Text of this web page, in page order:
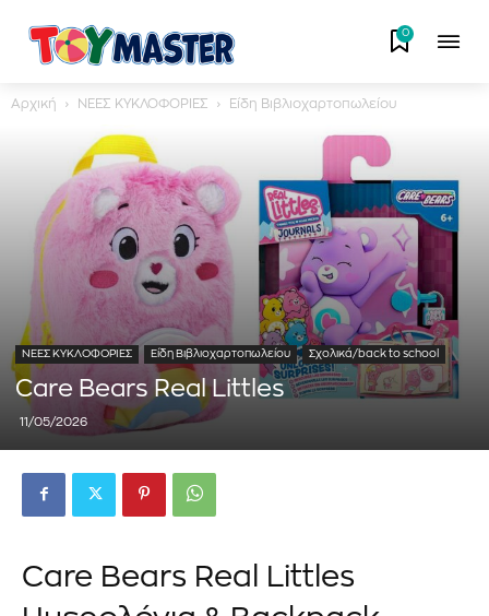
0
Αρχική ΝΕΕΣ ΚΥΚΛΟΦΟΡΙΕΣ Είδη Βιβλιοχαρτοπωλείου
ΝΕΕΣ ΚΥΚΛΟΦΟΡΙΕΣ Είδη Βιβλιοχαρτοπωλείου Σχολικά/back to school
Care Bears Real Littles
11/05/2026
Care Bears Real Littles